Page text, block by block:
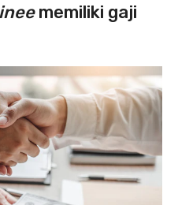
memiliki gaji